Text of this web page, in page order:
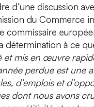
d’une discussion
du Commerce
commissaire
détermination à ce
et mis en œuvre
perdue est une
d’emplois et
dont nous avons